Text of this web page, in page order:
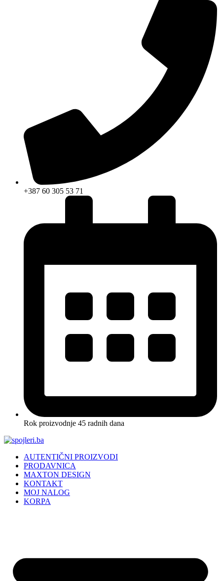
+387 60 305 53 71
Rok proizvodnje 45 radnih dana
AUTENTIČNI PROIZVODI
PRODAVNICA
MAXTON DESIGN
KONTAKT
MOJ NALOG
KORPA